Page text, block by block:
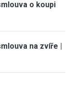
o koupi
na zvíře |